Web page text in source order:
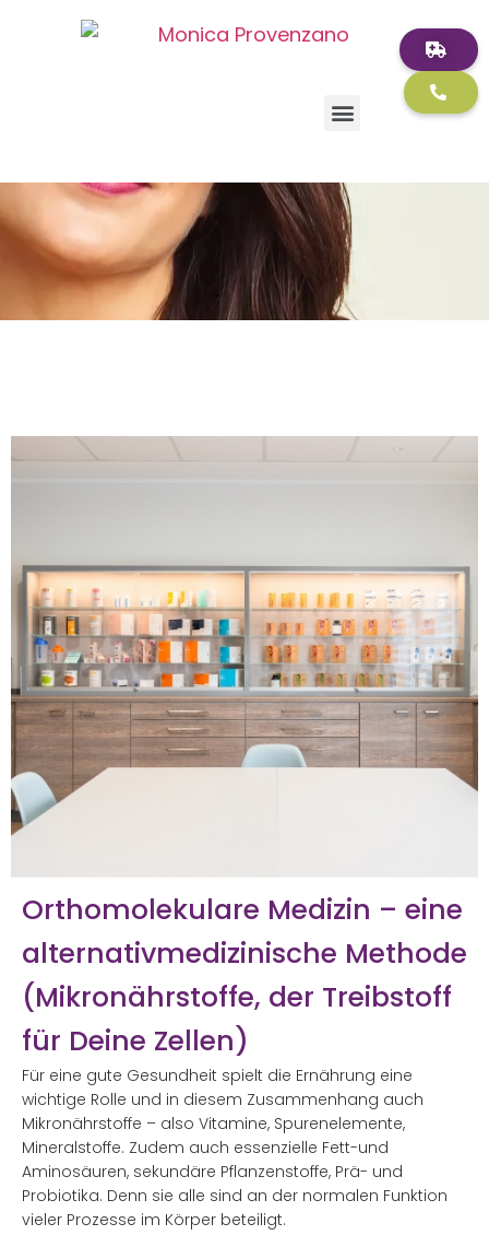
Orthomolekulare Medizin – eine
alternativmedizinische Methode
(Mikronährstoffe, der Treibstoff
für Deine Zellen)
Für eine gute Gesundheit spielt die Ernährung eine
wichtige Rolle und in diesem Zusammenhang auch
Mikronährstoffe – also Vitamine, Spurenelemente,
Mineralstoffe. Zudem auch essenzielle Fett-und
Aminosäuren, sekundäre Pflanzenstoffe, Prä- und
Probiotika. Denn sie alle sind an der normalen Funktion
vieler Prozesse im Körper beteiligt.